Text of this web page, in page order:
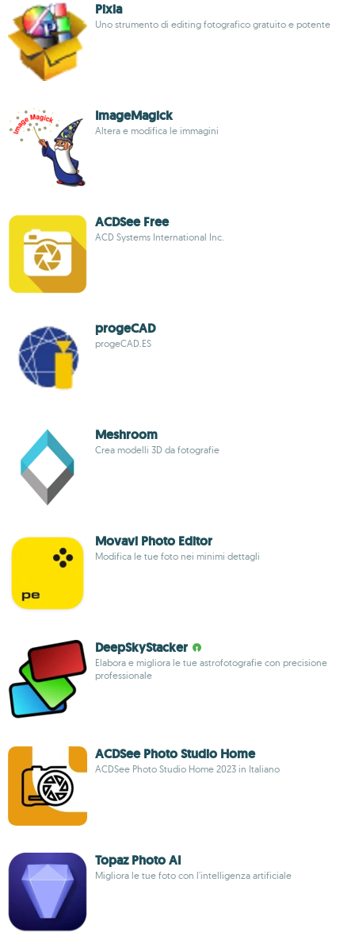
Pixia
Uno strumento di editing fotografico gratuito e potente
ImageMagick
Altera e modifica le immagini
ACDSee Free
ACD Systems International Inc.
progeCAD
progeCAD.ES
Meshroom
Crea modelli 3D da fotografie
Movavi Photo Editor
Modifica le tue foto nei minimi dettagli
DeepSkyStacker
Elabora e migliora le tue astrofotografie con precisione
professionale
ACDSee Photo Studio Home
ACDSee Photo Studio Home 2023 in Italiano
Topaz Photo AI
Migliora le tue foto con l'intelligenza artificiale